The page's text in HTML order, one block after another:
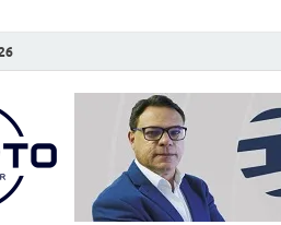
O Quarto
Notícias todos os dias